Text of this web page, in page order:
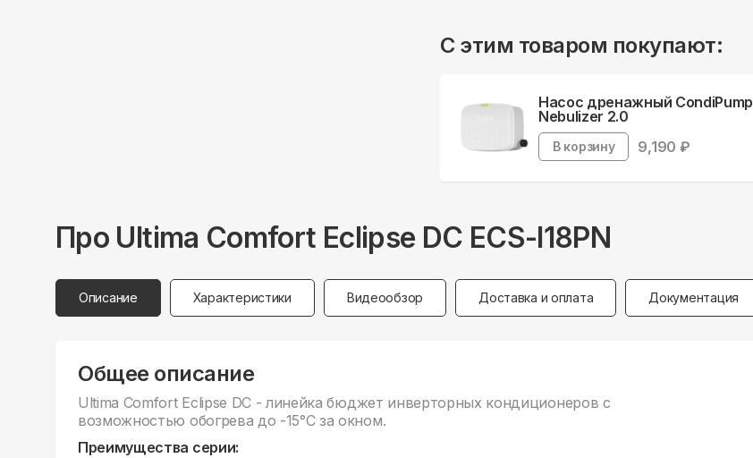
С этим товаром покупают:
Насос дренажный CondiPump
Nebulizer 2.0
В корзину 9,190 ₽
Про Ultima Comfort Eclipse DC ECS-I18PN
Описание Характеристики Видеообзор Доставка и оплата Документация
Общее описание
Ultima Comfort Eclipse DC - линейка бюджет инверторных кондиционеров с
возможностью обогрева до -15°С за окном.
Преимущества серии: